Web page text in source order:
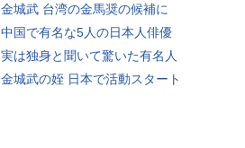
金城武 台湾の金馬奨の候補に
中国で有名な5人の日本人俳優
実は独身と聞いて驚いた有名人
金城武の姪 日本で活動スタート